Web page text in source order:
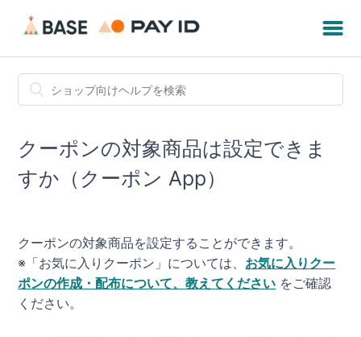
クーポンの対象商品は設定できま
すか（クーポン App）
クーポンの対象商品を設定することができます。
※「お気に入りクーポン」については、 お気に入りクー
ポンの作成・配布について、教えてください をご確認
ください。